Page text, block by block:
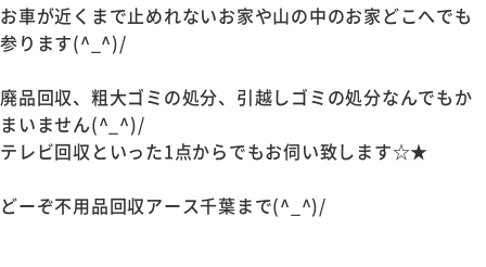
お車が近くまで止めれないお家や山の中のお家どこへでも
参ります(^_^)/
廃品回収、粗大ゴミの処分、引越しゴミの処分なんでもか
まいません(^_^)/
テレビ回収といった1点からでもお伺い致します☆★
どーぞ不用品回収アース千葉まで(^_^)/